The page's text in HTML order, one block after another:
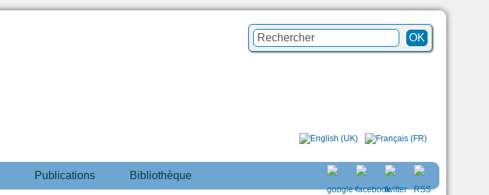
Publications Bibliothèque